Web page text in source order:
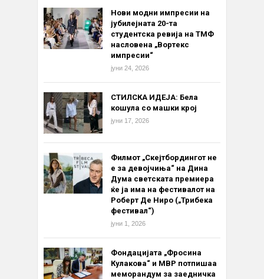
Нови модни импресии на
јубилејната 20-та
студентска ревија на ТМФ
насловена „Вортекс
импресии“
јуни 24, 2026
СТИЛСКА ИДЕЈА: Бела
кошула со машки крој
јуни 17, 2026
Филмот „Скејтбордингот не
е за девојчиња“ на Дина
Дума светската премиера
ќе ја има на фестивалот на
Роберт Де Ниро („Трибека
фестивал“)
јуни 1, 2026
Фондацијата „Фросина
Кулакова“ и МВР потпишаа
меморандум за заедничка